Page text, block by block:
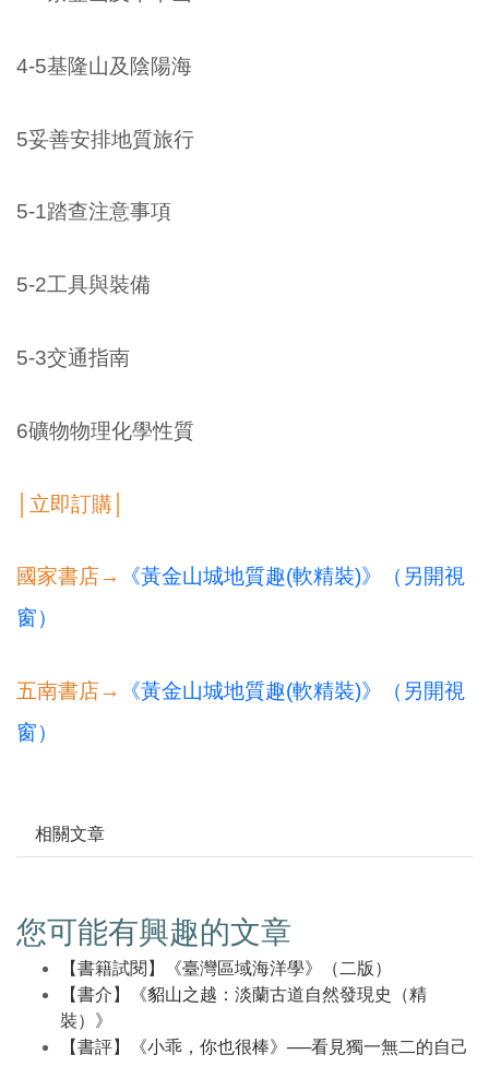
4-5基隆山及陰陽海
5妥善安排地質旅行
5-1踏查注意事項
5-2工具與裝備
5-3交通指南
6礦物物理化學性質
│立即訂購│
國家書店→
《黃金山城地質趣(軟精裝)》（另開視
窗）
五南書店→
《黃金山城地質趣(軟精裝)》（另開視
窗）
相關文章
您可能有興趣的文章
【書籍試閱】《臺灣區域海洋學》（二版）
【書介】《貂山之越：淡蘭古道自然發現史（精
裝）》
【書評】《小乖，你也很棒》──看見獨一無二的自己